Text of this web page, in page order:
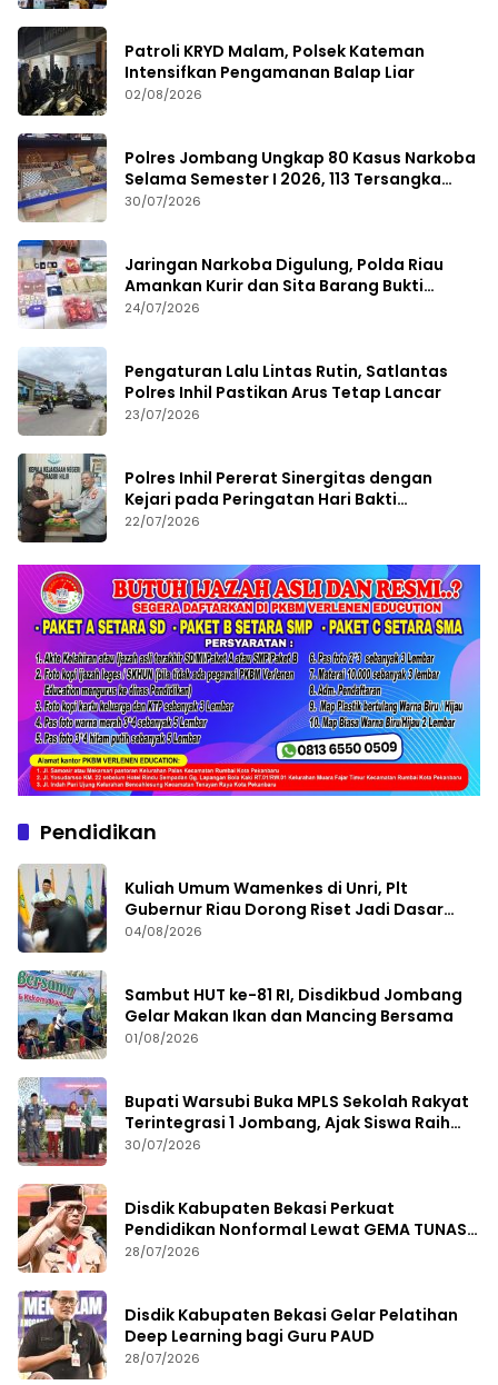
Patroli KRYD Malam, Polsek Kateman
Intensifkan Pengamanan Balap Liar
02/08/2026
Polres Jombang Ungkap 80 Kasus Narkoba
Selama Semester I 2026, 113 Tersangka
Diamankan
30/07/2026
Jaringan Narkoba Digulung, Polda Riau
Amankan Kurir dan Sita Barang Bukti
Bernilai Fantastis
24/07/2026
Pengaturan Lalu Lintas Rutin, Satlantas
Polres Inhil Pastikan Arus Tetap Lancar
23/07/2026
Polres Inhil Pererat Sinergitas dengan
Kejari pada Peringatan Hari Bakti
Adhyaksa ke-66
22/07/2026
Pendidikan
Kuliah Umum Wamenkes di Unri, Plt
Gubernur Riau Dorong Riset Jadi Dasar
Kebijakan Kesehatan
04/08/2026
Sambut HUT ke-81 RI, Disdikbud Jombang
Gelar Makan Ikan dan Mancing Bersama
01/08/2026
Bupati Warsubi Buka MPLS Sekolah Rakyat
Terintegrasi 1 Jombang, Ajak Siswa Raih
Prestasi
30/07/2026
Disdik Kabupaten Bekasi Perkuat
Pendidikan Nonformal Lewat GEMA TUNAS
2026
28/07/2026
Disdik Kabupaten Bekasi Gelar Pelatihan
Deep Learning bagi Guru PAUD
28/07/2026